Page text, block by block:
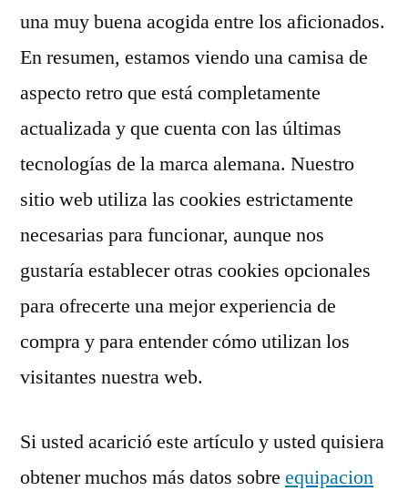
una muy buena acogida entre los aficionados.
En resumen, estamos viendo una camisa de
aspecto retro que está completamente
actualizada y que cuenta con las últimas
tecnologías de la marca alemana. Nuestro
sitio web utiliza las cookies estrictamente
necesarias para funcionar, aunque nos
gustaría establecer otras cookies opcionales
para ofrecerte una mejor experiencia de
compra y para entender cómo utilizan los
visitantes nuestra web.
Si usted acarició este artículo y usted quisiera
obtener muchos más datos sobre equipacion